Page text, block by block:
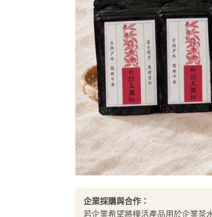
企業採購與合作：
若企業希望將樸活產品用於企業茶